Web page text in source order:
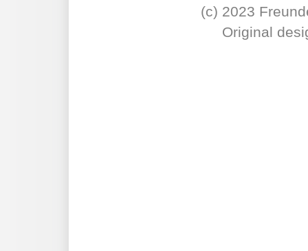
(c) 2023
Original